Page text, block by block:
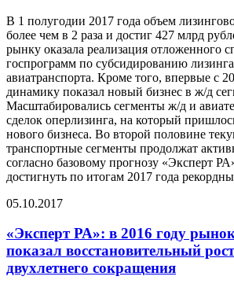
В 1 полугодии 2017 года объем
более чем в 2 раза и достиг 427 млрд
рынку оказала реализация отложенного
госпрограмм по субсидированию
авиатранспорта. Кроме того, впервые с
динамику показал новый бизнес в ж/д
Масштабировались сегменты ж/д и
сделок оперлизинга, на который
нового бизнеса. Во второй половине
транспортные сегменты продолжат
согласно базовому прогнозу «Эксперт
достигнуть по итогам 2017 года
05.10.2017
«Эксперт РА»: в 2016 году
показал восстановительный
двухлетнего сокращения